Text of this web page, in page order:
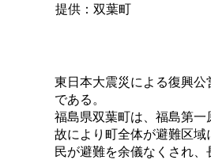
提供：双葉町
東日本大震災による復興公
である。
福島県双葉町は、福島第一
故により町全体が避難区域
民が避難を余儀なくされ、